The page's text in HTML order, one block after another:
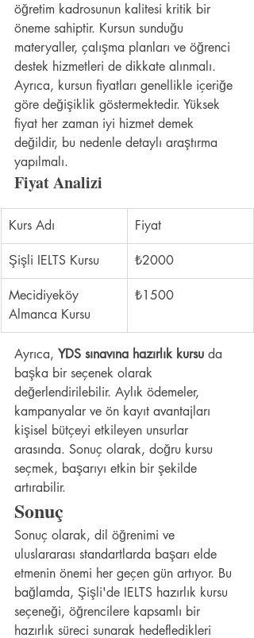
öğretim kadrosunun kalitesi kritik bir
öneme sahiptir. Kursun sunduğu
materyaller, çalışma planları ve öğrenci
destek hizmetleri de dikkate alınmalı.
Ayrıca, kursun fiyatları genellikle içeriğe
göre değişiklik göstermektedir. Yüksek
fiyat her zaman iyi hizmet demek
değildir, bu nedenle detaylı araştırma
yapılmalı.
Fiyat Analizi
Kurs Adı Fiyat
Şişli IELTS Kursu ₺2000
Mecidiyeköy
Almanca Kursu
₺1500
Ayrıca, YDS sınavına hazırlık kursu da
başka bir seçenek olarak
değerlendirilebilir. Aylık ödemeler,
kampanyalar ve ön kayıt avantajları
kişisel bütçeyi etkileyen unsurlar
arasında. Sonuç olarak, doğru kursu
seçmek, başarıyı etkin bir şekilde
artırabilir.
Sonuç
Sonuç olarak, dil öğrenimi ve
uluslararası standartlarda başarı elde
etmenin önemi her geçen gün artıyor. Bu
bağlamda, Şişli'de IELTS hazırlık kursu
seçeneği, öğrencilere kapsamlı bir
hazırlık süreci sunarak hedefledikleri